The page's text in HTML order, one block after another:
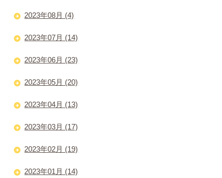
2023年08月 (4)
2023年07月 (14)
2023年06月 (23)
2023年05月 (20)
2023年04月 (13)
2023年03月 (17)
2023年02月 (19)
2023年01月 (14)